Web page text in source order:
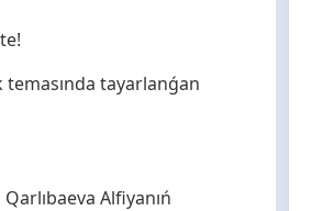
tayarlanǵan
Alfiyanıń